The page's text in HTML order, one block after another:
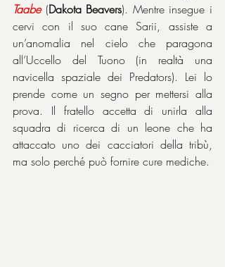
Taabe (Dakota Beavers). Mentre insegue i
cervi con il suo cane Sarii, assiste a
un’anomalia nel cielo che paragona
all’Uccello del Tuono (in realtà una
navicella spaziale dei Predators). Lei lo
prende come un segno per mettersi alla
prova. Il fratello accetta di unirla alla
squadra di ricerca di un leone che ha
attaccato uno dei cacciatori della tribù,
ma solo perché può fornire cure mediche.